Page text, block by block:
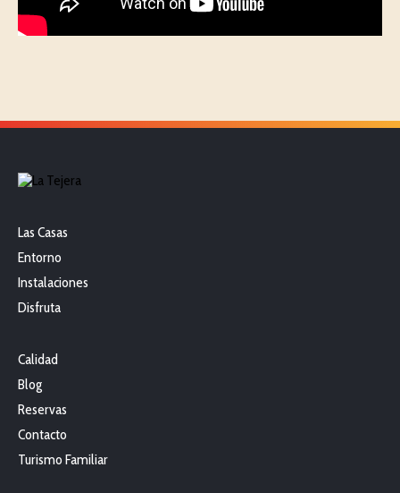
Las Casas
Entorno
Instalaciones
Disfruta
Calidad
Blog
Reservas
Contacto
Turismo Familiar